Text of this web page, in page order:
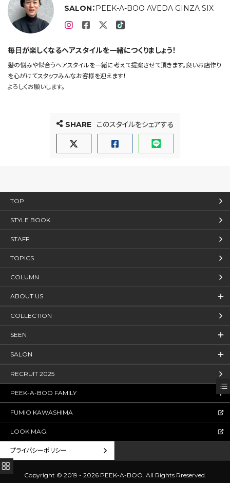
SALON： PEEK-A-BOO AVEDA GINZA SIX
毎日が楽しくなるヘアスタイルを一緒につくりましょう！
髪の悩みや似合うヘアスタイルを一緒に考えて提案させて頂きます。良いお店作り
を心がけてスタッフみんなお客様を迎えます！
よろしくお願いします。
SHARE このスタイルをシェアする
TOP
STYLE BOOK
STAFF
TOPICS
COLUMN
ABOUT US
COLLECTION
SEEN
SALON
RECRUIT 2025
PEEK-A-BOO FAMILY
FUMIO KAWASHIMA
LOOK MAG.
プライバシーポリシー
Copyright © 2019 - 2026 PEEK-A-BOO. All Rights Rreserved.